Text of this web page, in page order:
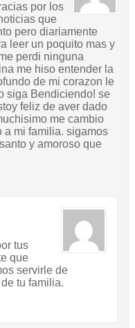
por los
que
pero diariamente
leer un poquito mas y
perdi ninguna
me hiso entender la
de mi corazon le
siga Bendiciendo! se
feliz de aver dado
me cambio
a mi familia. sigamos
y amoroso que
tus
que
servirle de
tu familia.